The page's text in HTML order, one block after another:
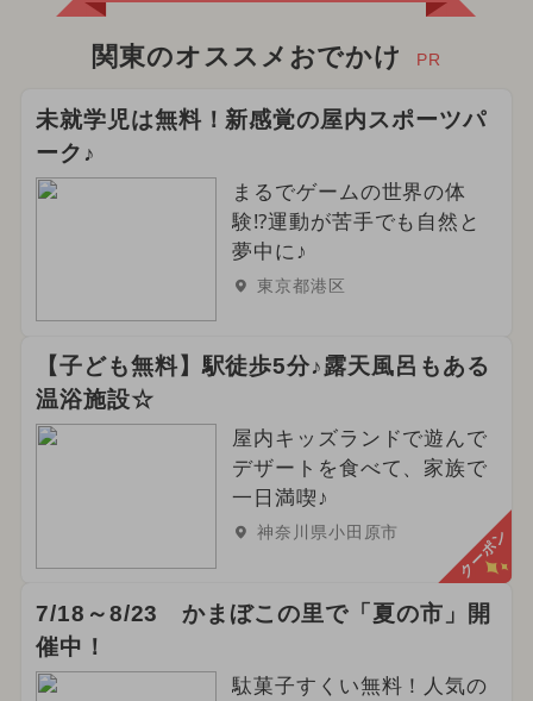
関東のオススメおでかけ PR
未就学児は無料！新感覚の屋内スポーツパ
ーク♪
まるでゲームの世界の体
験⁉運動が苦手でも自然と
夢中に♪
東京都港区
【子ども無料】駅徒歩5分♪露天風呂もある
温浴施設☆
屋内キッズランドで遊んで
デザートを食べて、家族で
一日満喫♪
神奈川県小田原市 クーポン
7/18～8/23 かまぼこの里で「夏の市」開
催中！
駄菓子すくい無料！人気の